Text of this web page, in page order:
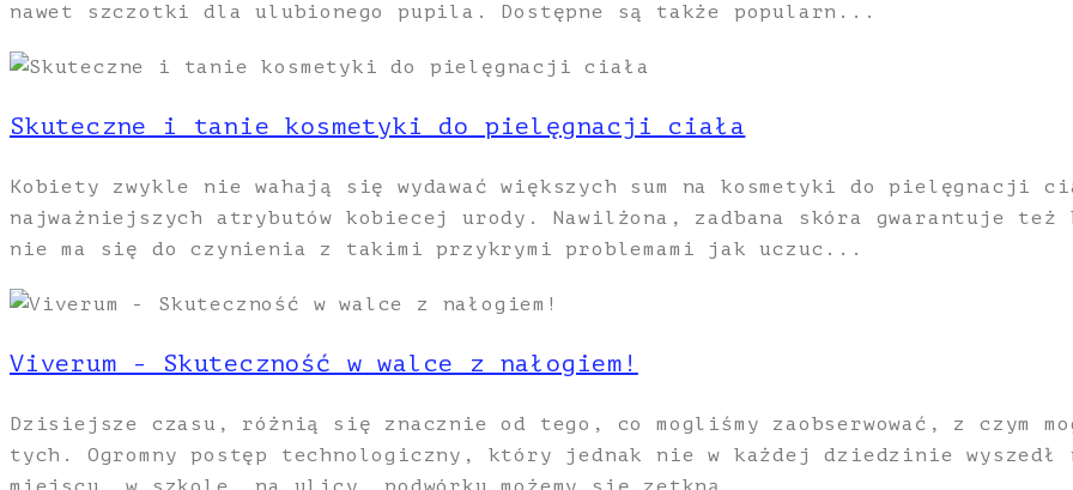
nawet szczotki dla ulubionego pupila. Dostępne są także popularn...
Skuteczne i tanie kosmetyki do pielęgnacji ciała
Kobiety zwykle nie wahają się wydawać większych sum na kosmetyki do pielęgnacji
najważniejszych atrybutów kobiecej urody. Nawilżona, zadbana skóra gwarantuje też
nie ma się do czynienia z takimi przykrymi problemami jak uczuc...
Viverum - Skuteczność w walce z nałogiem!
Dzisiejsze czasu, różnią się znacznie od tego, co mogliśmy zaobserwować, z czym
tych. Ogromny postęp technologiczny, który jednak nie w każdej dziedzinie wyszedł